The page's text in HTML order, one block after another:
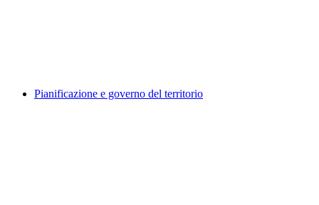
Pianificazione e governo del territorio